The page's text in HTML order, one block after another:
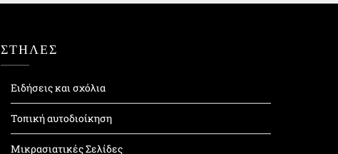
ΣΤΗΛΕΣ
Ειδήσεις και σχόλια
Τοπική αυτοδιοίκηση
Μικρασιατικές Σελίδες